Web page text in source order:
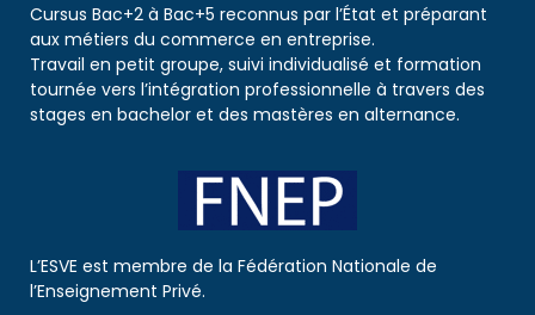
Cursus Bac+2 à Bac+5 reconnus par l’État et préparant
aux métiers du commerce en entreprise.
Travail en petit groupe, suivi individualisé et formation
tournée vers l’intégration professionnelle à travers des
stages en bachelor et des mastères en alternance.
L’ESVE est membre de la Fédération Nationale de
l’Enseignement Privé.